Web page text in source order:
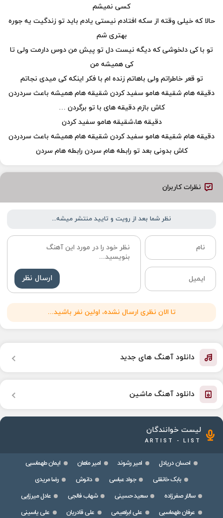
کسی نمیشم
حالا که خیلی وقته از سکه افتادم نیستی یادم باید تو زندگیت یه جوره
بهتری شم
تو با کی دلخوشی که دیگه نیست دل تو پیش من دوس دارمت ولی تا
کی همیشه من
تو قعر خاطراتم ولی باهاتم زنده ام با فکر اینکه کی میدی نجاتم
دقیقه هام شقیقه هامو سفید کردن شقیقه هام همیشه باعث سردردن
کاش بازم دقیقه های با تو برگردن …
دقیقه ها،شقیقه هامو سفید کردن
دقیقه هام شقیقه هامو سفید کردن شقیقه هام همیشه باعث سردردن
کاش بدونی بعد تو رابطه هام سردن رابطه هام سردن
نظرات کاربران
نظر شما بعد از رویت و تایید منتشر میشه...
ارسال نظر
تا الان نظری ارسال نشده، اولین نفر باشید...
دانلود آهنگ های جدید
دانلود آهنگ ماشین
لیست خوانندگان
ARTIST - LIST
احسان دریادل امیر رشوند امیر ماهان
ایمان طهماسبی
بابک خانقلی
جواد عباسی دانوش
رضا مریدی
سالار صفرزاده
سعید حسینی شهاب فالجی
عادل میرزایی
عرفان طهماسبی
علی ابراهیمی علی قادریان
علی یاسینی